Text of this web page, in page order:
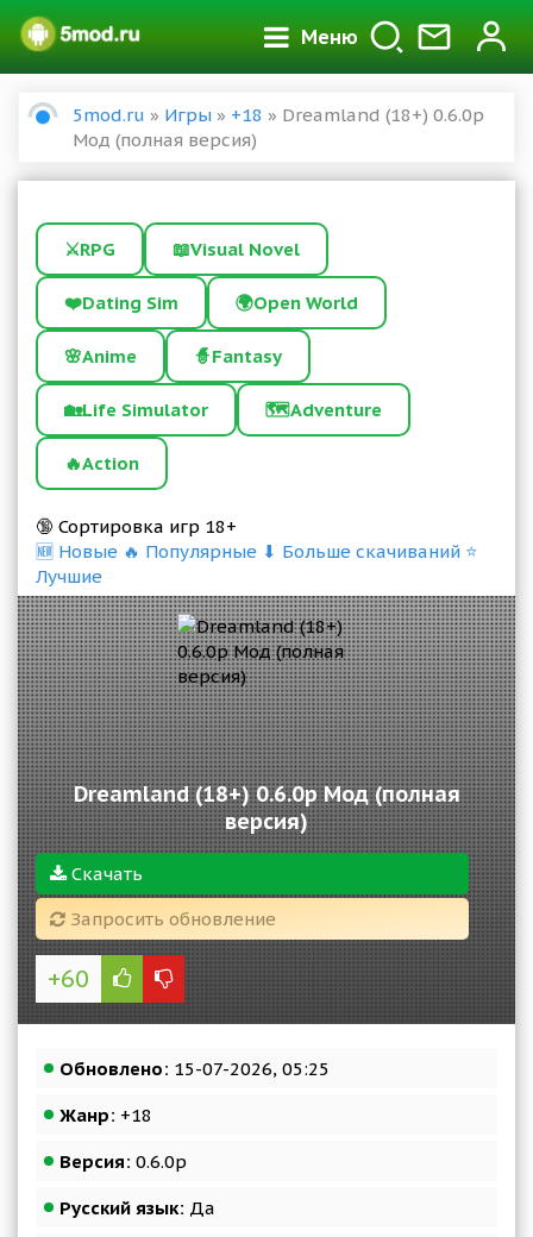
Меню
5mod.ru » Игры » +18 » Dreamland (18+) 0.6.0p
Мод (полная версия)
⚔️RPG 📖Visual Novel
❤️Dating Sim 🌍Open World
🌸Anime 🧙Fantasy
🏡Life Simulator 🗺️Adventure
🔥Action
🔞 Сортировка игр 18+
🆕 Новые 🔥 Популярные ⬇ Больше скачиваний ⭐
Лучшие
Dreamland (18+) 0.6.0p Мод (полная
версия)
Скачать
Запросить обновление
+60
Обновлено: 15-07-2026, 05:25
Жанр: +18
Версия: 0.6.0p
Русский язык: Да